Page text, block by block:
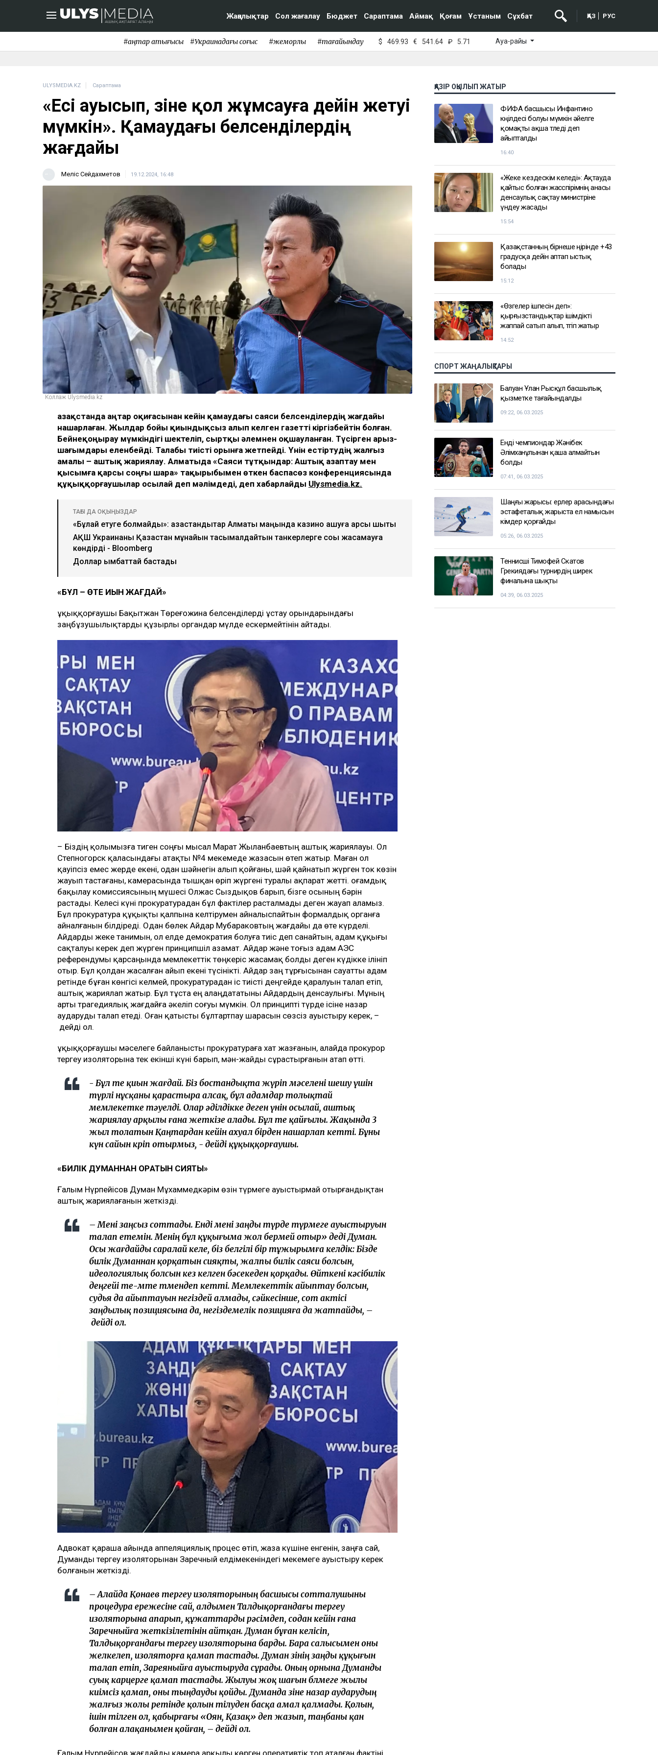
Жаңалықтар Сол жағалау Бюджет Сараптама Аймақ Қоғам Ұстаным Сұхбат ҚАЗ РУС
#қаңтар қақтығысы #Украинадағы соғыс #жемқорлық #тағайындау $ 469.93 € 541.64 ₽ 5.71 Ауа-райы
ULYSMEDIA.KZ Сараптама
«Есі ауысып, өзіне қол жұмсауға дейін жетуі
мүмкін». Қамаудағы белсенділердің
жағдайы
Меліс Сейдахметов 19.12.2024, 16:48
Коллаж Ulysmedia.kz
Қазақстанда Қаңтар оқиғасынан кейін қамаудағы саяси белсенділердің жағдайы
нашарлаған. Жылдар бойы қиындықсыз алып келген газетті кіргізбейтін болған.
Бейнеқоңырау мүмкіндігі шектеліп, сыртқы әлемнен оқшауланған. Түсірген арыз-
шағымдары еленбейді. Талабы тиісті орынға жетпейді. Үнін естіртудің жалғыз
амалы – аштық жариялау. Алматыда «Саяси тұтқындар: Аштық азаптау мен
қысымға қарсы соңғы шара» тақырыбымен өткен баспасөз конференциясында
құқыққорғаушылар осылай деп мәлімдеді, деп хабарлайды Ulysmedia.kz.
ТАҒЫ ДА ОҚЫҢЫЗДАР
«Бұлай етуге болмайды»: қазақстандықтар Алматы маңында казино ашуға қарсы шықты
АҚШ Украинаны Қазақстан мұнайын тасымалдайтын танкерлерге соққы жасамауға
көндірді - Bloomberg
Доллар қымбаттай бастады
«БҰЛ – ӨТЕ ҚИЫН ЖАҒДАЙ»
Құқыққорғаушы Бақытжан Төреғожина белсенділерді ұстау орындарындағы
заңбұзушылықтарды құзырлы органдар мүлде ескермейтінін айтады.
– Біздің қолымызға тиген соңғы мысал Марат Жыланбаевтың аштық жариялауы. Ол
Степногорск қаласындағы атақты №4 мекемеде жазасын өтеп жатыр. Маған ол
қауіпсіз емес жерде екені, одан шәйнегін алып қойғаны, шәй қайнатып жүрген ток көзін
жауып тастағаны, камерасында тышқан өріп жүргені туралы ақпарат жетті. Қоғамдық
бақылау комиссиясының мүшесі Олжас Сыздықов барып, бізге осының бәрін
растады. Келесі күні прокуратурадан бұл фактілер расталмады деген жауап аламыз.
Бұл прокуратура құқықты қалпына келтірумен айналыспайтын формалдық органға
айналғанын білдіреді. Одан бөлек Айдар Мубараковтың жағдайы да өте күрделі.
Айдарды жеке танимын, ол елде демократия болуға тиіс деп санайтын, адам құқығы
сақталуы керек деп жүрген принципшіл азамат. Айдар және тоғыз адам АЭС
референдумы қарсаңында мемлекеттік төңкеріс жасамақ болды деген күдікке ілініп
отыр. Бұл қолдан жасалған айып екені түсінікті. Айдар заң тұрғысынан сауатты адам
ретінде бұған көнгісі келмей, прокуратурадан іс тиісті деңгейде қаралуын талап етіп,
аштық жариялап жатыр. Бұл тұста ең алаңдататыны Айдардың денсаулығы. Мұның
арты трагедиялық жағдайға әкеліп соғуы мүмкін. Ол принципті түрде ісіне назар
аударуды талап етеді. Оған қатысты бұлтартпау шарасын сөзсіз ауыстыру керек, –
дейді ол.
Құқыққорғаушы мәселеге байланысты прокуратураға хат жазғанын, алайда прокурор
тергеу изоляторына тек екінші күні барып, мән-жайды сұрастырғанын атап өтті.
- Бұл өте қиын жағдай. Біз бостандықта жүріп мәселені шешу үшін
түрлі нұсқаны қарастыра алсақ, бұл адамдар толықтай
мемлекетке тәуелді. Олар әділдікке деген үнін осылай, аштық
жариялау арқылы ғана жеткізе алады. Бұл өте қайғылы. Жақында 3
жыл толатын Қаңтардан кейін ахуал бірден нашарлап кетті. Бұны
күн сайын көріп отырмыз, - дейді құқыққорғаушы.
«БИЛІК ДУМАННАН ҚОРҚАТЫН СИЯҚТЫ»
Ғалым Нүрпейісов Думан Мұхаммедкәрім өзін түрмеге ауыстырмай отырғандықтан
аштық жариялағанын жеткізді.
– Мені заңсыз соттады. Енді мені заңды түрде түрмеге ауыстыруын
талап етемін. Менің бұл құқығыма жол бермей отыр» деді Думан.
Осы жағдайды саралай келе, біз белгілі бір тұжырымға келдік: Бізде
билік Думаннан қорқатын сияқты, жалпы билік саяси болсын,
идеологиялық болсын кез келген бәсекеден қорқады. Өйткені кәсібилік
деңгейі өте-мөте төмендеп кетті. Мемлекеттік айыптау болсын,
судья да айыптауын негіздей алмады, сәйкесінше, сот актісі
заңдылық позициясына да, негіздемелік позицияға да жатпайды, –
дейді ол.
Адвокат қараша айында аппеляциялық процес өтіп, жаза күшіне енгенін, заңға сай,
Думанды тергеу изоляторынан Заречный елдімекеніндегі мекемеге ауыстыру керек
болғанын жеткізді.
– Алайда Қонаев тергеу изоляторының басшысы сотталушыны
процедура ережесіне сай, алдымен Талдықорғандағы тергеу
изоляторына апарып, құжаттарды рәсімдеп, содан кейін ғана
Заречныйға жеткізілетінін айтқан. Думан бұған келісіп,
Талдықорғандағы тергеу изоляторына барды. Бара салысымен оны
желкелеп, изоляторға қамап тастады. Думан өзінің заңды құқығын
талап етіп, Зареяныйға ауыстыруда сұрады. Оның орнына Думанды
суық карцерге қамап тастады. Жылуы жоқ шағын бөлмеге жылы
киімсіз қамап, оны тыңдауды қойды. Думанда өзіне назар аударудың
жалғыз жолы ретінде қолын тілуден басқа амал қалмады. Қолын,
ішін тілген ол, қабырғағы «Оян, Қазақ» деп жазып, таңбаны қан
болған алақанымен қойған, – дейді ол.
Ғалым Нүрпейісов жағдайды камера арқылы көрген оперативтік топ аталған фактіні
ҚАЗІР ОҚЫЛЫП ЖАТЫР
ФИФА басшысы Инфантино
көңілдесі болуы мүмкін әйелге
қомақты ақша төледі деп
айыпталды
16:40
«Жеке кездескім келеді»: Ақтауда
қайтыс болған жасөспірімнің анасы
денсаулық сақтау министріне
үндеу жасады
15:54
Қазақстанның бірнеше өңірінде +43
градусқа дейін аптап ыстық
болады
15:12
«Өзгелер ішпесін деп»:
қырғызстандықтар ішімдікті
жаппай сатып алып, төгіп жатыр
14:52
СПОРТ ЖАҢАЛЫҚТАРЫ
Балуан Ұлан Рысқұл басшылық
қызметке тағайындалды
09:22, 06.03.2025
Енді чемпиондар Жәнібек
Әлімханұлынан қаша алмайтын
болды
07:41, 06.03.2025
Шаңғы жарысы: ерлер арасындағы
эстафеталық жарыста ел намысын
кімдер қорғайды
05:26, 06.03.2025
Теннисші Тимофей Скатов
Грекиядағы турнирдің ширек
финалына шықты
04:39, 06.03.2025